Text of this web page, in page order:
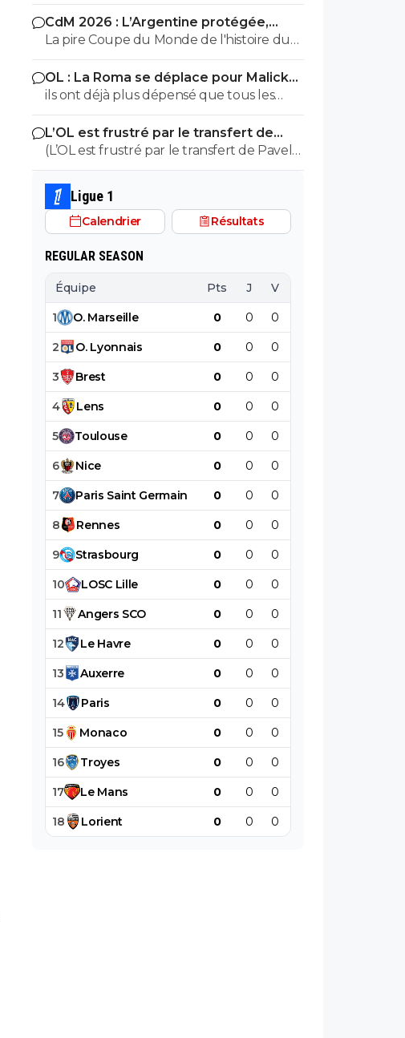
CdM 2026 : L’Argentine protégée,
François Letexier a pris cher
La pire Coupe du Monde de l'histoire du
Football.
OL : La Roma se déplace pour Malick
Fofana
ils ont déjà plus dépensé que tous les
clubs de ligue macdo réunis hors quatar..
ils veulent juste profitez au maximum des
clubs qui sont beaucoup plus mal lotis
qu'eux c'est la loi du plus fort tout
simplement..
L’OL est frustré par le transfert de
Pavel Sulc
(L’OL est frustré par le transfert de Pavel
Sulc) ... mais le public aussi commence a
être frustré ... la vente de ces "excellents"
joueurs dont fait partie Pavel Sulc ... pour
récupérer quoi ? qui? À un moment
dans le long terme... et avec , seulement
avec , une équipe régulière ça finira par
payer, mais là pour l'instant, ???
Ligue 1
Calendrier Résultats
REGULAR SEASON
Équipe Pts J V
1 O. Marseille 0 0 0
2 O. Lyonnais 0 0 0
3 Brest 0 0 0
4 Lens 0 0 0
5 Toulouse 0 0 0
6 Nice 0 0 0
7 Paris Saint Germain 0 0 0
8 Rennes 0 0 0
9 Strasbourg 0 0 0
10 LOSC Lille 0 0 0
11 Angers SCO 0 0 0
12 Le Havre 0 0 0
13 Auxerre 0 0 0
14 Paris 0 0 0
15 Monaco 0 0 0
16 Troyes 0 0 0
17 Le Mans 0 0 0
18 Lorient 0 0 0